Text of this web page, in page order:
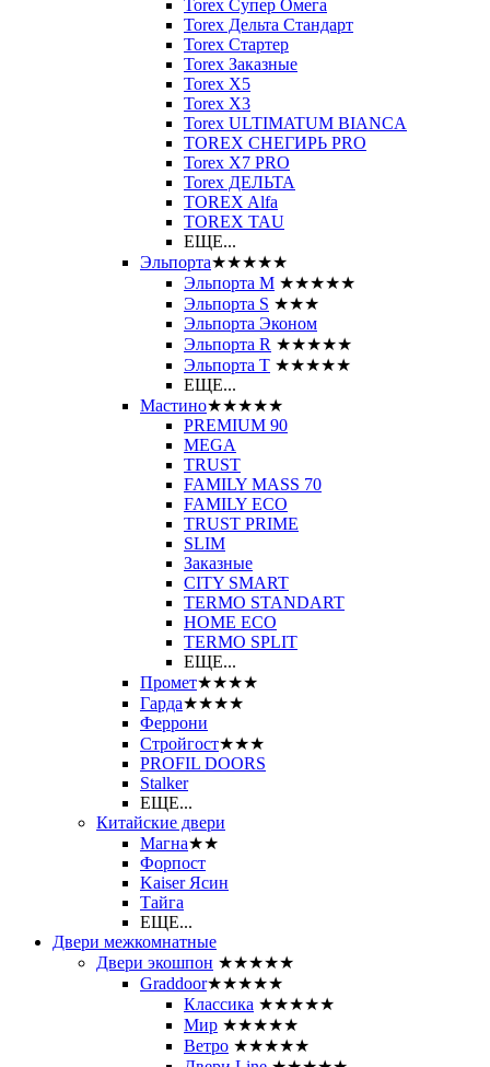
Torex Супер Омега
Torex Дельта Стандарт
Torex Стартер
Torex Заказные
Torex Х5
Torex Х3
Torex ULTIMATUM BIANCA
TOREX СНЕГИРЬ PRO
Torex X7 PRO
Torex ДЕЛЬТА
TOREX Alfa
TOREX TAU
ЕЩЕ...
Эльпорта★★★★★
Эльпорта M ★★★★★
Эльпорта S ★★★
Эльпорта Эконом
Эльпорта R ★★★★★
Эльпорта Т ★★★★★
ЕЩЕ...
Мастино★★★★★
PREMIUM 90
MEGA
TRUST
FAMILY MASS 70
FAMILY ECO
TRUST PRIME
SLIM
Заказные
CITY SMART
TERMO STANDART
HOME ECO
ТЕRМО SPLIT
ЕЩЕ...
Промет★★★★
Гарда★★★★
Феррони
Стройгост★★★
PROFIL DOORS
Stalker
ЕЩЕ...
Китайские двери
Магна★★
Форпост
Kaiser Ясин
Тайга
ЕЩЕ...
Двери межкомнатные
Двери экошпон ★★★★★
Graddoor★★★★★
Классика ★★★★★
Мир ★★★★★
Ветро ★★★★★